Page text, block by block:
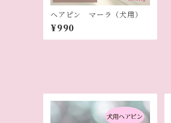
ヘアピン マーラ（犬用）
¥990